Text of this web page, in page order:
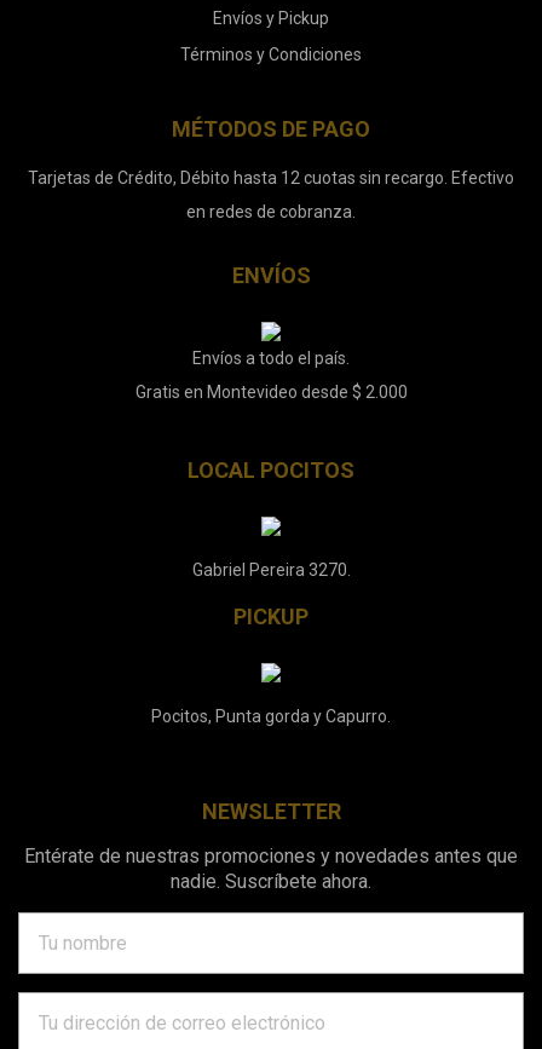
Envíos y Pickup
Términos y Condiciones
MÉTODOS DE PAGO
Tarjetas de Crédito, Débito hasta 12 cuotas sin recargo. Efectivo
en redes de cobranza.
ENVÍOS
Envíos a todo el país.
Gratis en Montevideo desde $ 2.000
LOCAL POCITOS
Gabriel Pereira 3270.
PICKUP
Pocitos, Punta gorda y Capurro.
NEWSLETTER
Entérate de nuestras promociones y novedades antes que
nadie. Suscríbete ahora.